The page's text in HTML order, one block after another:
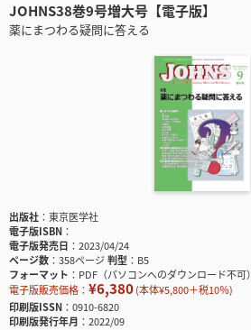
JOHNS38巻9号増大号【電子版】
薬にまつわる疑問に答える
出版社
東京医学社
電子版ISBN
電子版発売日
2023/04/24
ページ数
358ページ判型
B5
フォーマット
PDF（パソコンへのダウンロード不可）
電子版販売価格： ¥6,380(本体¥5,800＋税10％)
印刷版ISSN
0910-6820
印刷版発行年月
2022/09